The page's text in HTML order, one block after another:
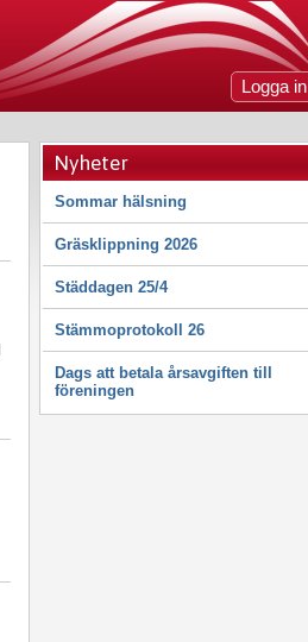
Logga in
Nyheter
Sommar hälsning
Gräsklippning 2026
Städdagen 25/4
Stämmoprotokoll 26
Dags att betala årsavgiften till
föreningen